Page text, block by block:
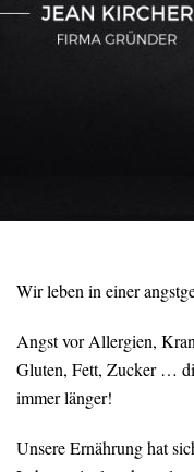
Wir leben in einer
Angst vor Allergien,
Gluten, Fett, Zucker …
immer länger!
Unsere Ernährung hat